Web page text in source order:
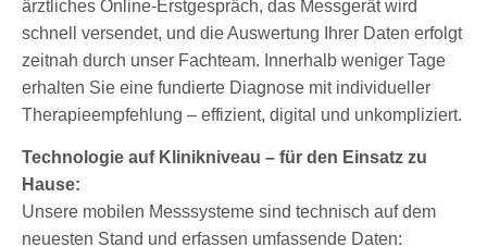
ärztliches Online-Erstgespräch, das Messgerät wird
schnell versendet, und die Auswertung Ihrer Daten erfolgt
zeitnah durch unser Fachteam. Innerhalb weniger Tage
erhalten Sie eine fundierte Diagnose mit individueller
Therapieempfehlung – effizient, digital und unkompliziert.
Technologie auf Klinikniveau – für den Einsatz zu
Hause:
Unsere mobilen Messsysteme sind technisch auf dem
neuesten Stand und erfassen umfassende Daten: